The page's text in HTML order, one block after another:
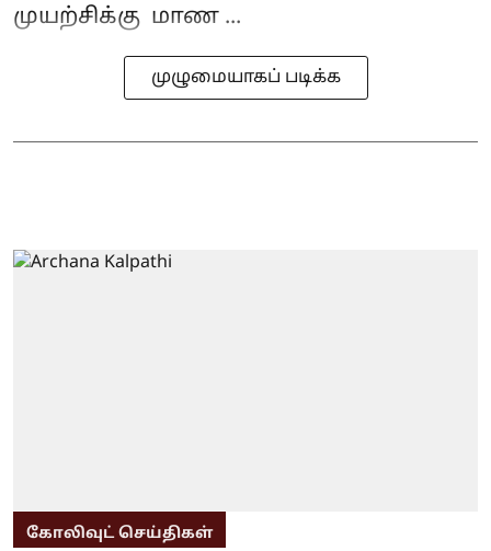
முயற்சிக்கு மாண ...
முழுமையாகப் படிக்க
கோலிவுட் செய்திகள்